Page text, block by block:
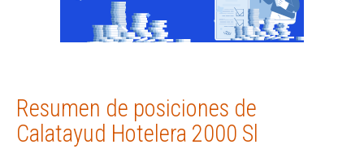
Resumen de posiciones de
Calatayud Hotelera 2000 Sl